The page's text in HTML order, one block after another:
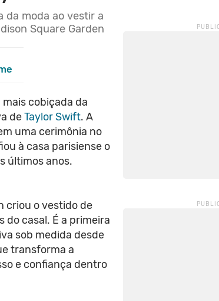
da moda ao vestir a
Square Garden
cobiçada da
deTaylor Swift. A
uma cerimônia no
à casa parisiense o
últimos anos.
criou o vestido de
do casal. É a primeira
sob medida desde
transforma a
e confiança dentro